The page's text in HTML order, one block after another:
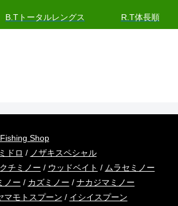
B.Tトータルレングス R.T体長順
Shop
ドロ / ノザキスペシャル
チミノー / ウッドベイト / ムラセミノー
ノー / カズミノー / ナカジマミノー
マモトスプーン / イシイスプーン